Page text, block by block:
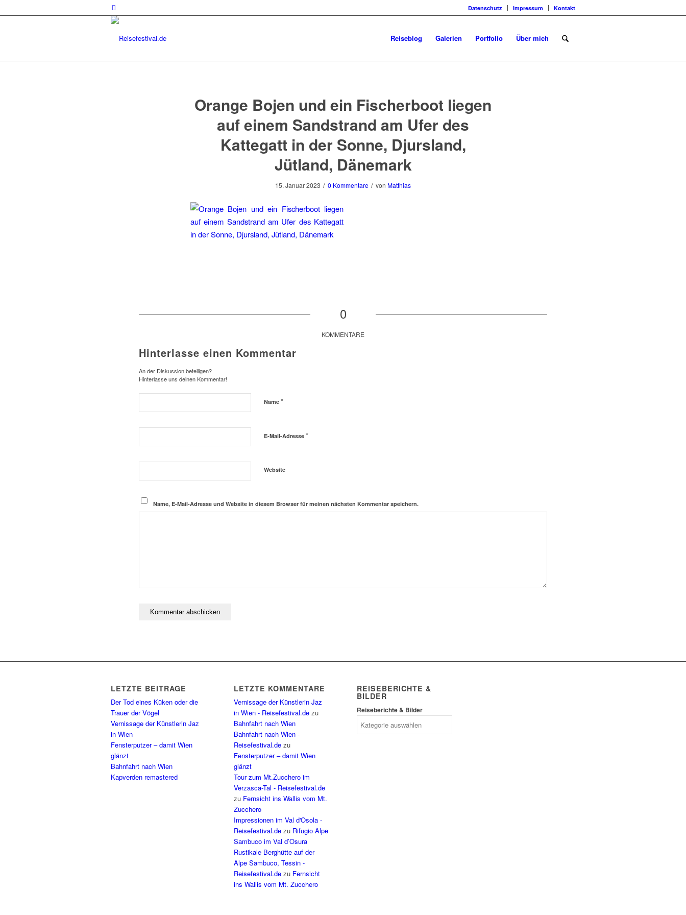
Datenschutz Impressum Kontakt
Reiseblog Galerien Portfolio Über mich
Orange Bojen und ein Fischerboot liegen
auf einem Sandstrand am Ufer des
Kattegatt in der Sonne, Djursland,
Jütland, Dänemark
15. Januar 2023 / 0 Kommentare / von Matthias
0
KOMMENTARE
Hinterlasse einen Kommentar
An der Diskussion beteiligen?
Hinterlasse uns deinen Kommentar!
Name *
E-Mail-Adresse *
Website
Name, E-Mail-Adresse und Website in diesem Browser für meinen nächsten Kommentar speichern.
LETZTE BEITRÄGE
Der Tod eines Küken oder die
Trauer der Vögel
Vernissage der Künstlerin Jaz
in Wien
Fensterputzer – damit Wien
glänzt
Bahnfahrt nach Wien
Kapverden remastered
LETZTE KOMMENTARE
Vernissage der Künstlerin Jaz
in Wien - Reisefestival.de zu
Bahnfahrt nach Wien
Bahnfahrt nach Wien -
Reisefestival.de zu
Fensterputzer – damit Wien
glänzt
Tour zum Mt.Zucchero im
Verzasca-Tal - Reisefestival.de
zu Fernsicht ins Wallis vom Mt.
Zucchero
Impressionen im Val d'Osola -
Reisefestival.de zu Rifugio Alpe
Sambuco im Val d’Osura
Rustikale Berghütte auf der
Alpe Sambuco, Tessin -
Reisefestival.de zu Fernsicht
ins Wallis vom Mt. Zucchero
REISEBERICHTE &
BILDER
Reiseberichte & Bilder